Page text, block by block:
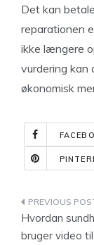
Det kan
reparationen
ikke længere
vurdering kan
økonomisk
Hvordan
bruger video